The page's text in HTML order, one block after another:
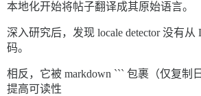
本地化开始将帖子翻译成其原始语言。
深入研究后，发现 locale detector 没有
码。
相反，它被 markdown ``` 包裹（仅复制
提高可读性